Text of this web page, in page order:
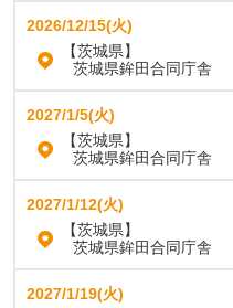
2026/12/15(火)
【茨城県】
茨城県鉾田合同庁舎
2027/1/5(火)
【茨城県】
茨城県鉾田合同庁舎
2027/1/12(火)
【茨城県】
茨城県鉾田合同庁舎
2027/1/19(火)